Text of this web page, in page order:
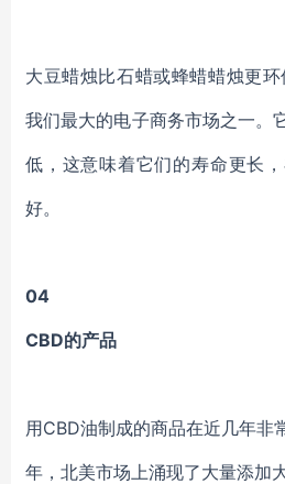
大豆蜡烛比石蜡或蜂蜡蜡烛更
我们最大的电子商务市场之一。
低，这意味着它们的寿命更长
好。
04
CBD的产品
用CBD油制成的商品在近几年非
年，北美市场上涌现了大量添加